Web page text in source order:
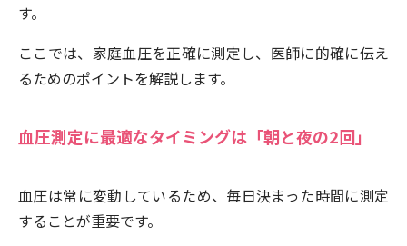
す。
ここでは、家庭血圧を正確に測定し、医師に的確に伝え
るためのポイントを解説します。
血圧測定に最適なタイミングは「朝と夜の2回」
血圧は常に変動しているため、毎日決まった時間に測定
することが重要です。